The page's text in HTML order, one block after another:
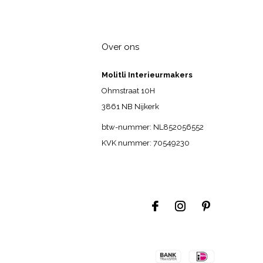
Over ons
Molitli Interieurmakers
Ohmstraat 10H
3861 NB Nijkerk
btw-nummer: NL852056552
KVK nummer: 70549230